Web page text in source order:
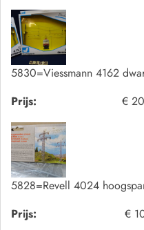
5830=Viessmann 4162
Prijs:
€
5828=Revell 4024
Prijs:
€